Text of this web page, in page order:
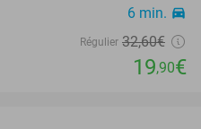
6 min. directions_car
Régulier 32,60€
19,90€